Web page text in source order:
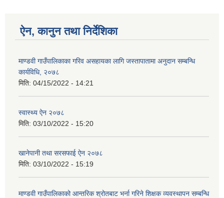
ऐन, कानुन तथा निर्देशिका
माण्डवी गाउँपालिकाका गरिव असहायका लागि जस्तापातामा अनुदान सम्बन्धि
कार्यविधि, २०७८
मिति: 04/15/2022 - 14:21
स्वास्थ्य ऐन २०७८
मिति: 03/10/2022 - 15:20
खानेपानी तथा सरसफाई ऐन २०७८
मिति: 03/10/2022 - 15:19
माण्डवी गाउँपालिकाको आन्तरिक श्रोतबाट भर्ना गरिने शिक्षक व्यवस्थापन सम्बन्धि